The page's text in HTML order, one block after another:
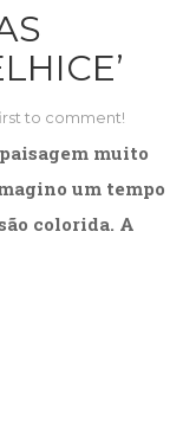
to comment!
muito
um tempo
colorida. A